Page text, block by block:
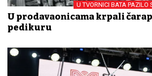
U TVORNICI BATA PAZILO
U prodavaonicama krpali
pedikuru